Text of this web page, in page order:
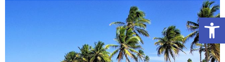
פתח סרגל נגישות